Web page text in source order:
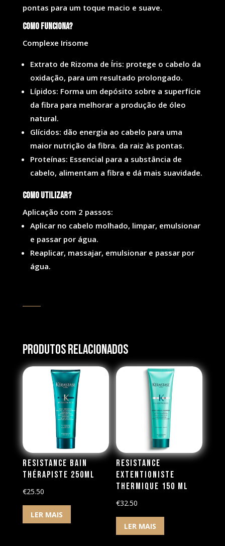
pontas para um toque macio e suave.
Como funciona?
Complexe Irisome
Extrato de Rizoma de Íris: protege o cabelo da
oxidação, para um resultado prolongado.
Lípidos: Forma um depósito sobre a superfície
da fibra para melhorar a produção de óleo
natural.
Glícidos: dão energia ao cabelo para uma
maior nutrição da fibra. da raiz às pontas.
Proteínas: Essencial para a substância de
cabelo, alimentam a fibra e dá mais suavidade.
Como utilizar?
Aplicação com 2 passos:
Aplicar no cabelo molhado, limpar, emulsionar
e passar por água.
Reaplicar, massajar, emulsionar e passar por
água.
Produtos Relacionados
Resistance Bain
Thérapiste 250ml
€25.50
LER MAIS
Resistance
Extentioniste
Thermique 150 ml
€32.50
LER MAIS